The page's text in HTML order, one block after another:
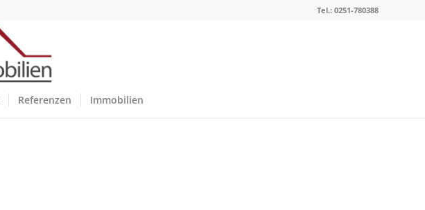
Tel.: 0251-780388
Referenzen Immobilien